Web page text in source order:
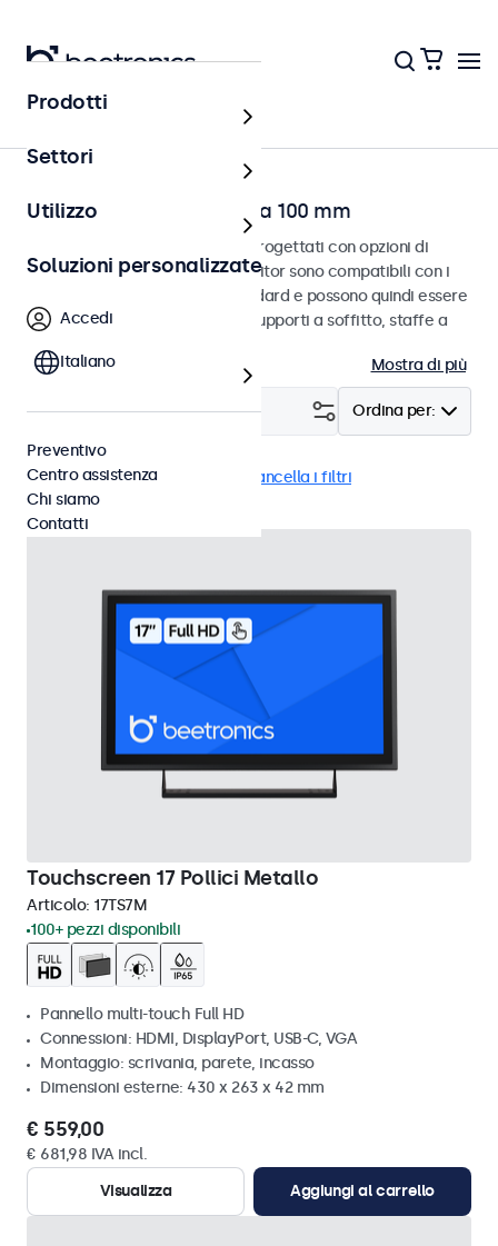
Home
Touchscreen con VESA da 100 mm
Touchscreen VESA da 100 mm progettati con opzioni di
montaggio versatili. Questi monitor sono compatibili con i
sistemi di montaggio VESA standard e possono quindi essere
collegati a supporti universali, supporti a soffitto, staffe a
Mostra di più
Ordina per:
Filtro (12)
VESA 100 x 100 EN60601 Cancella i filtri
Touchscreen 17 Pollici Metallo
Articolo: 17TS7M
100+ pezzi disponibili
Pannello multi-touch Full HD
Connessioni: HDMI, DisplayPort, USB-C, VGA
Montaggio: scrivania, parete, incasso
Dimensioni esterne: 430 x 263 x 42 mm
€ 559,00
€ 681,98 IVA incl.
Visualizza
Aggiungi al carrello
Prodotti
Settori
Utilizzo
Soluzioni personalizzate
Accedi
Italiano
Preventivo
Centro assistenza
Chi siamo
Contatti